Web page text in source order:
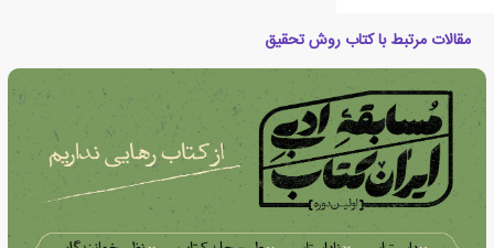
مقالات مرتبط با کتاب روش تحقیق